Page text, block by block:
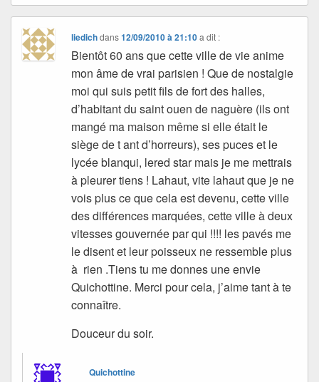
liedichdans12/09/2010 à 21:10 a dit :
Bientôt 60 ans que cette ville de vie anime
mon âme de vrai parisien ! Que de nostalgie
moi qui suis petit fils de fort des halles,
d’habitant du saint ouen de naguère (ils ont
mangé ma maison même si elle était le
siège de t ant d’horreurs), ses puces et le
lycée blanqui, lered star mais je me mettrais
à pleurer tiens ! Lahaut, vite lahaut que je ne
vois plus ce que cela est devenu, cette ville
des différences marquées, cette ville à deux
vitesses gouvernée par qui !!!! les pavés me
le disent et leur poisseux ne ressemble plus
à rien .Tiens tu me donnes une envie
Quichottine. Merci pour cela, j’aime tant à te
connaître.
Douceur du soir.
Quichottine